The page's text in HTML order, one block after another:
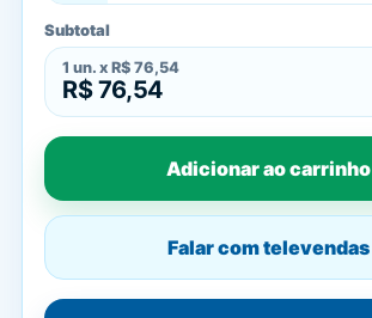
Subtotal
1 un. x R$ 76,54
R$ 76,54
Adicionar ao carrinho
Falar com televendas